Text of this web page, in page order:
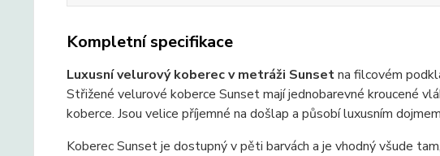
Kompletní specifikace
Luxusní velurový koberec v metráži Sunsetna filcovém
Střižené velurové koberce Sunset mají jednobarevné kroucené
koberce. Jsou velice příjemné na došlap a působí luxusním
Koberec Sunset je dostupný v pěti barvách a je vhodný všude